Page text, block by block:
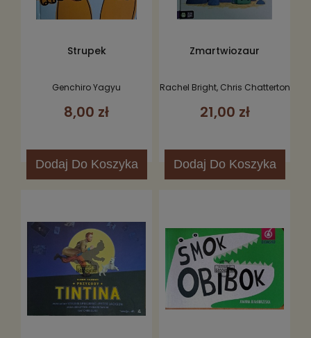
Strupek
Genchiro Yagyu
8,00 zł
Dodaj Do Koszyka
Zmartwiozaur
Rachel Bright, Chris Chatterton
21,00 zł
Dodaj Do Koszyka